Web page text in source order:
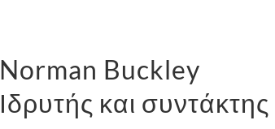
Norman Buckley
Ιδρυτής και συντάκτης